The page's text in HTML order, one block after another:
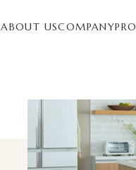
ABOUT USCOMPANY